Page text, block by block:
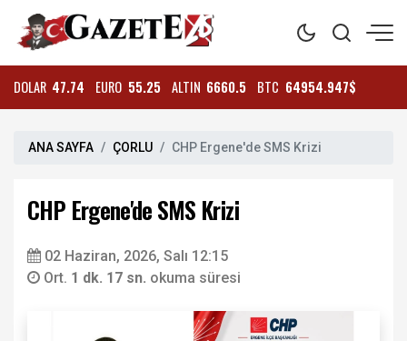
DOLAR 47.74 EURO 55.25 ALTIN 6660.5 BTC 64954.947$
ANA SAYFA ÇORLU CHP Ergene'de SMS Krizi
CHP Ergene'de SMS Krizi
02 Haziran, 2026, Salı 12:15
Ort. 1 dk. 17 sn. okuma süresi